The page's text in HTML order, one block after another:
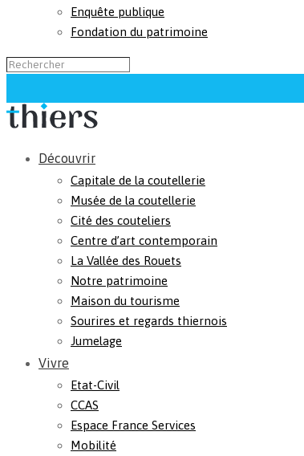
Enquête publique
Fondation du patrimoine
Découvrir
Capitale de la coutellerie
Musée de la coutellerie
Cité des couteliers
Centre d’art contemporain
La Vallée des Rouets
Notre patrimoine
Maison du tourisme
Sourires et regards thiernois
Jumelage
Vivre
Etat-Civil
CCAS
Espace France Services
Mobilité